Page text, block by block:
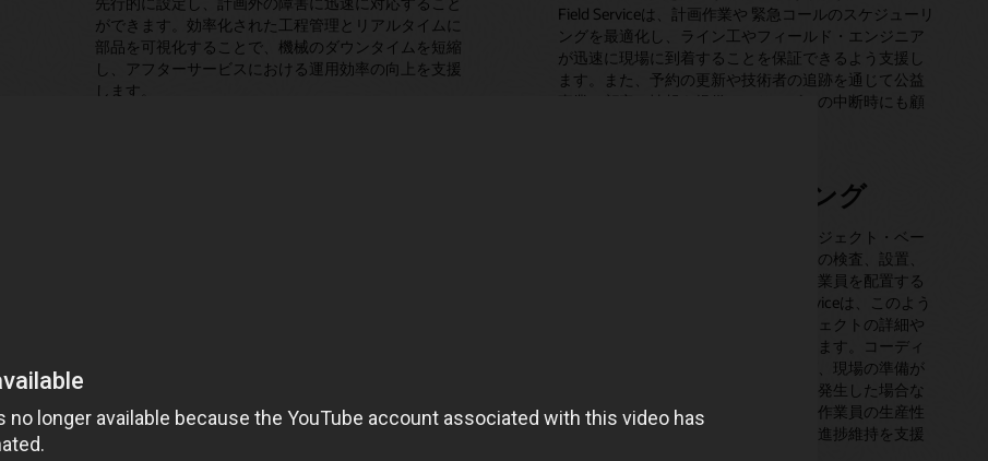
ができます。効率化された工程管理とリアルタイムに
部品を可視化することで、機械のダウンタイムを短縮
し、アフターサービスにおける運用効率の向上を支援
します。
Field Serviceは、計画作業や 緊急コールのスケジューリ
ングを最適化し、ライン工やフィールド・エンジニア
が迅速に現場に到着することを保証できるよう支援し
ます。また、予約の更新や技術者の追跡を通じて公益
事業の顧客に情報を提供し、サービスの中断時にも顧
ダーは契約内容を遵守し、迅速で信頼性の高いサービ
建設・エンジニアリング
建設、エンジニアリング、およびプロジェクト・ベー
スの企業では、インフラストラクチャの検査、設置、
または修理を実施するために現場に作業員を配置する
ことがよくあります。Oracle Field Serviceは、このよう
なチームに統合スケジュールとプロジェクトの詳細や
計画へのモバイル・アクセスを提供します。コーディ
ネーターは、必要に応じて（たとえば、現場の準備が
整っていない場合や天候による遅延が発生した場合な
ど）割り当てを調整できるため、現場作業員の生産性
を維持し、プロジェクトの予定通りの進捗維持を支援